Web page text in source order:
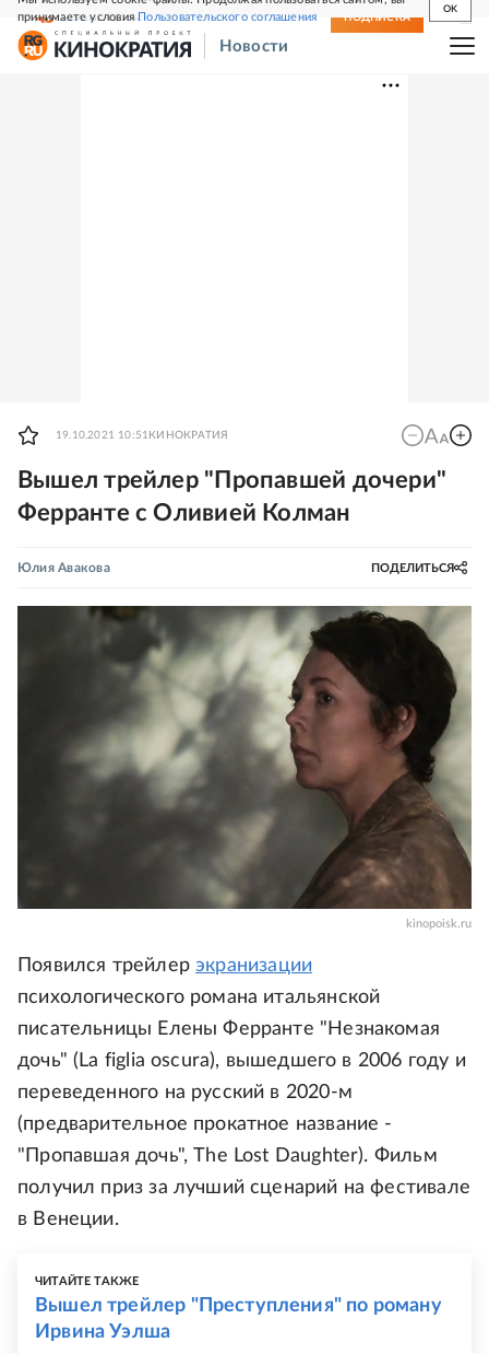
принимаете условияПользовательского соглашения
OK
СВЕЖИЙ НОМЕР ПОДПИСКА
Новости
19.10.2021 10:51 КИНОКРАТИЯ
Вышел трейлер "Пропавшей дочери"
Ферранте с Оливией Колман
Юлия Авакова ПОДЕЛИТЬСЯ
kinopoisk.ru
Появился трейлерэкранизации
психологического романа итальянской
писательницы Елены Ферранте "Незнакомая
дочь" (La figlia oscura), вышедшего в 2006 году и
переведенного на русский в 2020-м
(предварительное прокатное название -
"Пропавшая дочь", The Lost Daughter). Фильм
получил приз за лучший сценарий на фестивале
в Венеции.
ЧИТАЙТЕ ТАКЖЕ
Вышел трейлер "Преступления" по роману
Ирвина Уэлша